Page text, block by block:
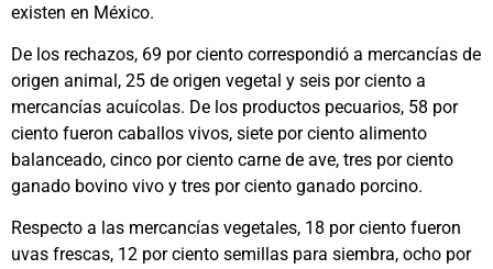
existen en México.
De los rechazos, 69 por ciento correspondió a mercancías de
origen animal, 25 de origen vegetal y seis por ciento a
mercancías acuícolas. De los productos pecuarios, 58 por
ciento fueron caballos vivos, siete por ciento alimento
balanceado, cinco por ciento carne de ave, tres por ciento
ganado bovino vivo y tres por ciento ganado porcino.
Respecto a las mercancías vegetales, 18 por ciento fueron
uvas frescas, 12 por ciento semillas para siembra, ocho por